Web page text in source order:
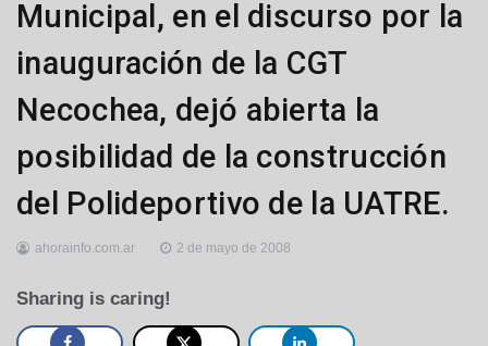
Municipal, en el discurso por la
inauguración de la CGT
Necochea, dejó abierta la
posibilidad de la construcción
del Polideportivo de la UATRE.
ahorainfo.com.ar 2 de mayo de 2008
Sharing is caring!